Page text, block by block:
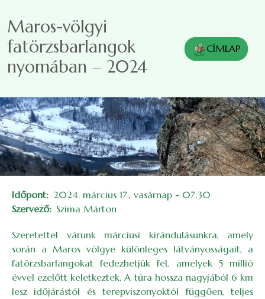
Maros-völgyi
fatörzsbarlangok
nyomában – 2024
CÍMLAP
Időpont
2024. március 17., vasárnap - 07:30
Szervező
Szima Márton
Szeretettel várunk márciusi kirándulásunkra, amely
során a Maros völgye különleges látványosságait, a
fatörzsbarlangokat fedezhetjük fel, amelyek 5 millió
évvel ezelőtt keletkeztek. A túra hossza nagyjából 6 km
lesz időjárástól és terepviszonyoktól függően, teljes